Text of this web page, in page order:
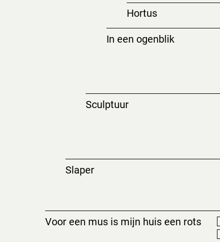
Hortus
In een ogenblik
Sculptuur
Slaper
Voor een mus is mijn huis een rots